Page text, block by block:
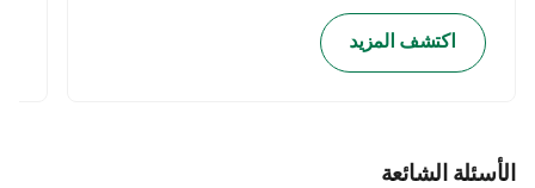
اكتشف المزيد
الأسئلة الشائعة